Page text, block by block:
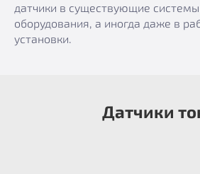
датчики в существующие системы
оборудования, а иногда даже в
установки.
Датчики